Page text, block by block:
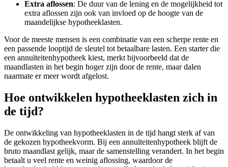
Extra aflossen: De duur van de lening en de mogelijkheid tot
extra aflossen zijn ook van invloed op de hoogte van de
maandelijkse hypotheeklasten.
Voor de meeste mensen is een combinatie van een scherpe rente en
een passende looptijd de sleutel tot betaalbare lasten. Een starter die
een annuïteitenhypotheek kiest, merkt bijvoorbeeld dat de
maandlasten in het begin hoger zijn door de rente, maar dalen
naarmate er meer wordt afgelost.
Hoe ontwikkelen hypotheeklasten zich in
de tijd?
De ontwikkeling van hypotheeklasten in de tijd hangt sterk af van
de gekozen hypotheekvorm. Bij een annuïteitenhypotheek blijft de
bruto maandlast gelijk, maar de samenstelling verandert. In het begin
betaalt u veel rente en weinig aflossing, waardoor de